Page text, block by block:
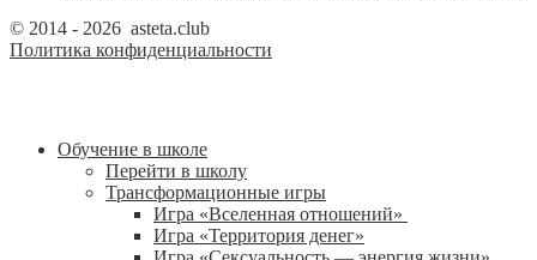
© 2014 - 2026 asteta.club
Политика конфиденциальности
Обучение в школе
Перейти в школу
Трансформационные игры
Игра «Вселенная отношений»
Игра «Территория денег»